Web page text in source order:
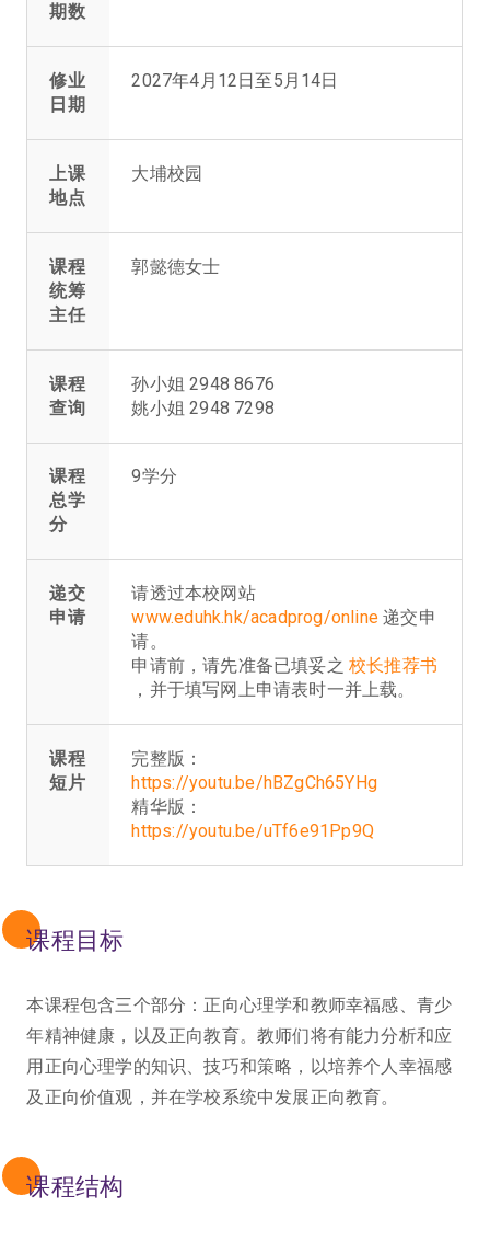
期数
修业
日期
2027年4月12日至5月14日
上课
地点
大埔校园
课程
统筹
主任
郭懿德女士
课程
查询
孙小姐 2948 8676
姚小姐 2948 7298
课程
总学
分
9学分
递交
申请
请透过本校网站
www.eduhk.hk/acadprog/online 递交申
请。
申请前，请先准备已填妥之校长推荐书
，并于填写网上申请表时一并上载。
课程
短片
完整版：
https://youtu.be/hBZgCh65YHg
精华版：
https://youtu.be/uTf6e91Pp9Q
课程目标
本课程包含三个部分：正向心理学和教师幸福感、青少
年精神健康，以及正向教育。教师们将有能力分析和应
用正向心理学的知识、技巧和策略，以培养个人幸福感
及正向价值观，并在学校系统中发展正向教育。
课程结构